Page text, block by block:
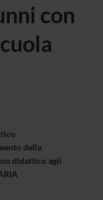
con
della
didattico agli